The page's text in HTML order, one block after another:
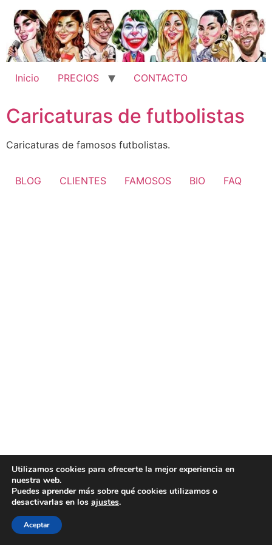
contenido
Inicio PRECIOS CONTACTO
Caricaturas de futbolistas
Caricaturas de famosos futbolistas.
BLOG CLIENTES FAMOSOS BIO FAQ
Utilizamos cookies para ofrecerte la mejor experiencia en
nuestra web.
Puedes aprender más sobre qué cookies utilizamos o
desactivarlas en los ajustes.
Aceptar